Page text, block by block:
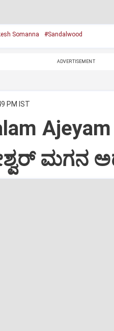
Somanna #Sandalwood
ADVERTISEMENT
PM IST
ಮಗನ